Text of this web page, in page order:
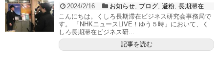
2024/2/16 お知らせ, ブログ, 避粉, 長期滞在
こんにちは。くしろ長期滞在ビジネス研究会事務局で
す。 「NHKニュースLIVE！ゆう５時」において、く
しろ長期滞在ビジネス研...
記事を読む